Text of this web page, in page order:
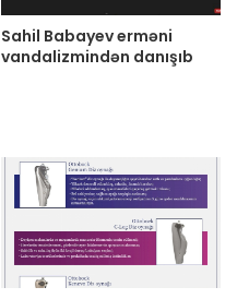
Sahil Babayev erməni
vandalizmindən danışıb